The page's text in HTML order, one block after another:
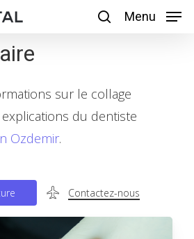
Menu
sur le collage
du dentiste
Ozdemir.
ure Contactez-nous
Menu